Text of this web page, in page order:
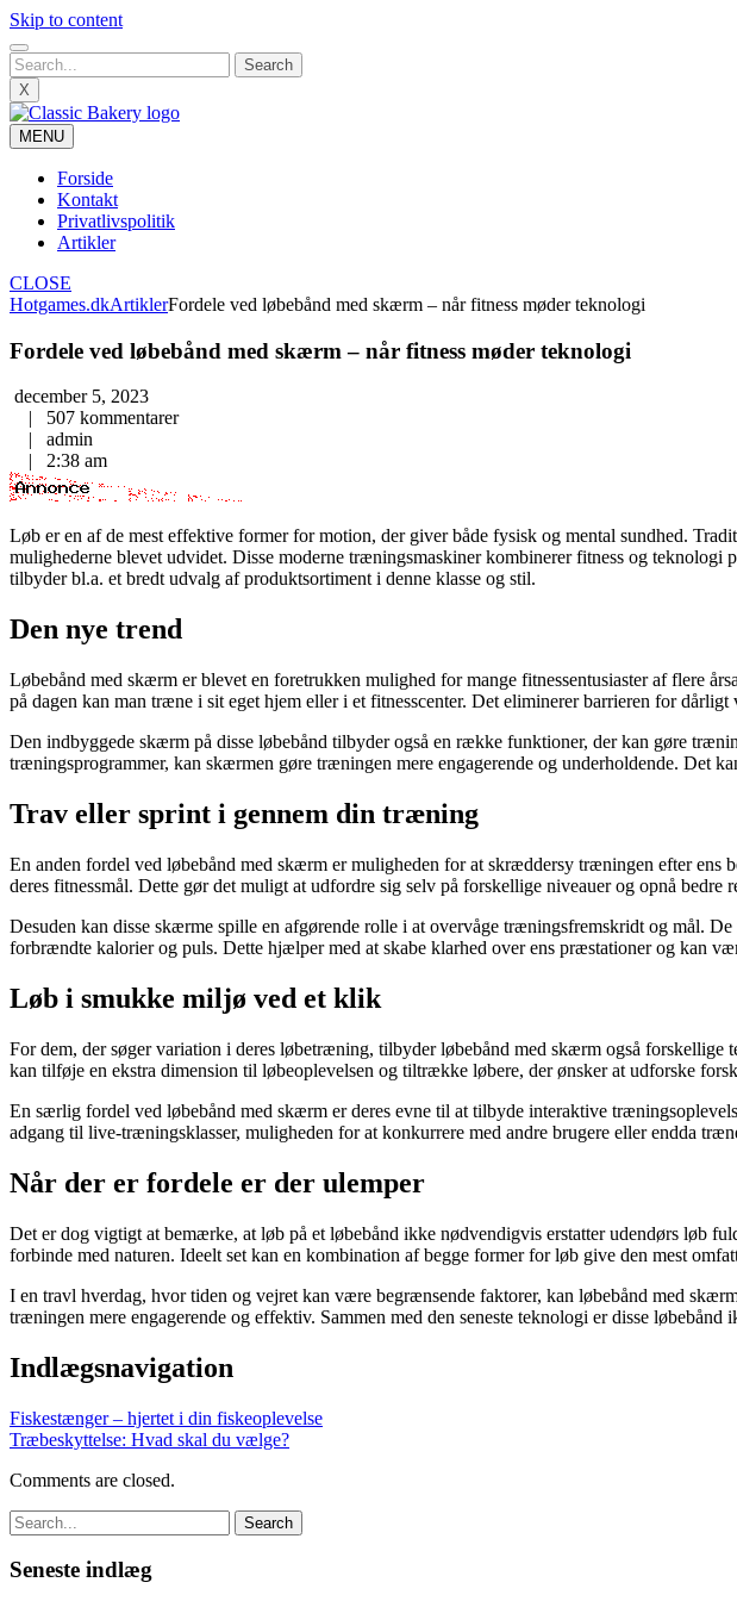
Skip to content
X
MENU
Forside
Kontakt
Privatlivspolitik
Artikler
CLOSE
Hotgames.dkArtiklerFordele ved løbebånd med skærm – når fitness møder teknologi
Fordele ved løbebånd med skærm – når fitness møder teknologi
december 5, 2023
|
507 kommentarer
|
admin
|
2:38 am
Løb er en af de mest effektive former for motion, der giver både fysisk og mental sundhed.
mulighederne blevet udvidet. Disse moderne træningsmaskiner kombinerer fitness og
tilbyder bl.a. et bredt udvalg af produktsortiment i denne klasse og stil.
Den nye trend
Løbebånd med skærm er blevet en foretrukken mulighed for mange fitnessentusiaster af flere
på dagen kan man træne i sit eget hjem eller i et fitnesscenter. Det eliminerer barrieren for
Den indbyggede skærm på disse løbebånd tilbyder også en række funktioner, der kan gøre
træningsprogrammer, kan skærmen gøre træningen mere engagerende og underholdende. Det
Trav eller sprint i gennem din træning
En anden fordel ved løbebånd med skærm er muligheden for at skræddersy træningen efter
deres fitnessmål. Dette gør det muligt at udfordre sig selv på forskellige niveauer og opnå bedre
Desuden kan disse skærme spille en afgørende rolle i at overvåge træningsfremskridt og mål.
forbrændte kalorier og puls. Dette hjælper med at skabe klarhed over ens præstationer og kan
Løb i smukke miljø ved et klik
For dem, der søger variation i deres løbetræning, tilbyder løbebånd med skærm også
kan tilføje en ekstra dimension til løbeoplevelsen og tiltrække løbere, der ønsker at udforske
En særlig fordel ved løbebånd med skærm er deres evne til at tilbyde interaktive
adgang til live-træningsklasser, muligheden for at konkurrere med andre brugere eller endda
Når der er fordele er der ulemper
Det er dog vigtigt at bemærke, at løb på et løbebånd ikke nødvendigvis erstatter udendørs løb
forbinde med naturen. Ideelt set kan en kombination af begge former for løb give den mest
I en travl hverdag, hvor tiden og vejret kan være begrænsende faktorer, kan løbebånd med
træningen mere engagerende og effektiv. Sammen med den seneste teknologi er disse
Indlægsnavigation
Fiskestænger – hjertet i din fiskeoplevelse
Træbeskyttelse: Hvad skal du vælge?
Comments are closed.
Seneste indlæg